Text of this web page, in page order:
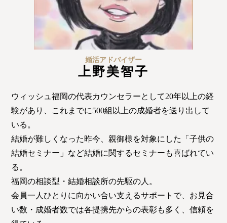
特定商取引法の表記につい
婚活アドバイザー
上野美智子
ウィッシュ福岡の代表カウンセラーとして20年以上の経
験があり、これまでに500組以上の成婚者を送り出して
いる。
結婚が難しくなった昨今、親御様を対象にした「子供の
結婚セミナー」など結婚に関するセミナーも喜ばれてい
る。
福岡の相談型・結婚相談所の先駆の人。
会員一人ひとりに向かい合い支えるサポートで、お見合
い数・成婚者数では各提携先からの表彰も多く、信頼を